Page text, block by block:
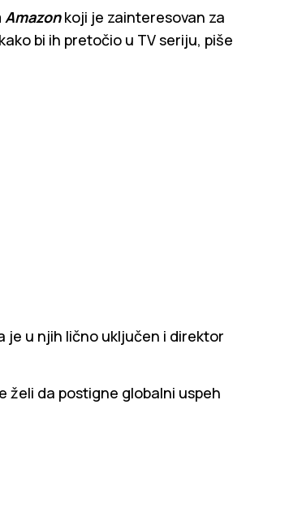
Amazonkoji je zainteresovan za
kako bi ih pretočio u TV seriju, piše
je u njih lično uključen i direktor
da postigne globalni uspeh